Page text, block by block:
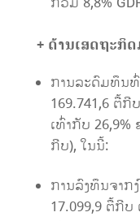
+ ດ້ານເສດຖະກິ
ການລະດົມທຶນ
169.741,6 ຕື້ກີ
ເທົ່າກັບ 26,9%
ກີບ), ໃນນີ້:
ການລົງທຶນຈາກ
17.099,9 ຕື້ກີບ